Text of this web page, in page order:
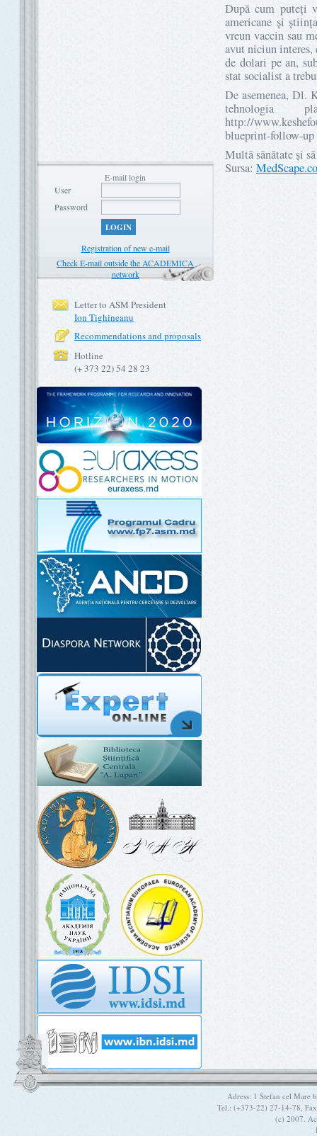
E-mail login
User
Password
LOGIN
Registration of new e-mail
Check E-mail outside the ACADEMICA
network
Letter to ASM President
Ion Tighineanu
Recommendations and proposals
Hotline
(+ 373 22) 54 28 23
După cum puteți
americane și
vreun vaccin sau
avut niciun interes,
de dolari pe an,
stat socialist a
De asemenea, Dl.
tehnologia
http://
blueprint-follow-up
Multă sănătate și
Sursa:
Adress: 1 Stefan cel
Tel.: (+373-22) 27-14-78,
(c) 2007.